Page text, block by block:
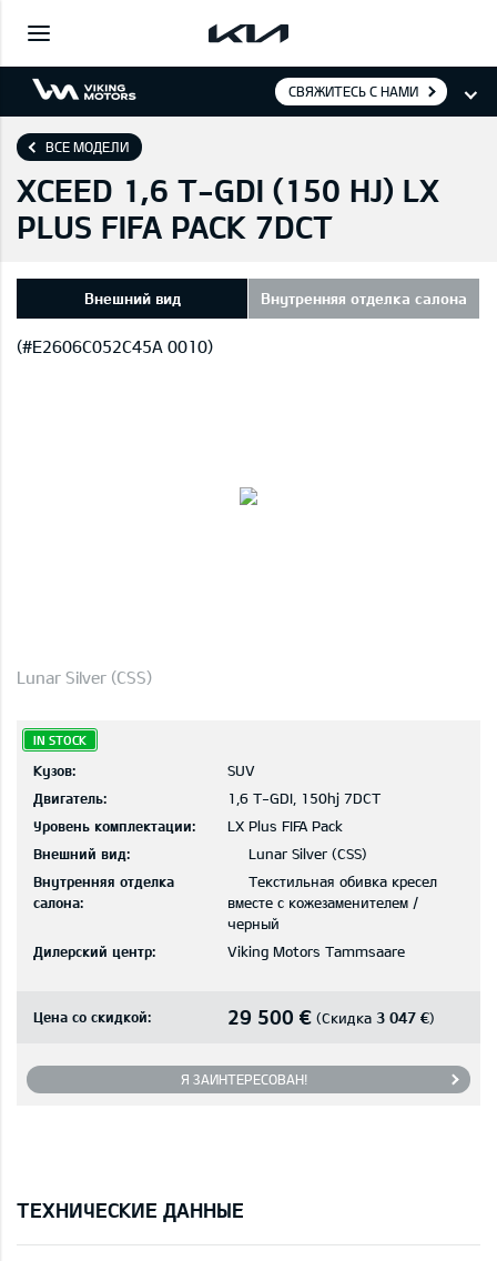
СВЯЖИТЕСЬ С НАМИ
ВСЕ МОДЕЛИ
XCEED 1,6 T-GDI (150 HJ) LX
PLUS FIFA PACK 7DCT
Внешний вид Внутренняя отделка салона
(#E2606C052C45A 0010)
Lunar Silver (CSS)
IN STOCK
Кузов:
SUV
Двигатель:
1,6 T-GDI, 150hj 7DCT
Уровень комплектации:
LX Plus FIFA Pack
Внешний вид:
Lunar Silver (CSS)
Внутренняя отделка
салона:
Текстильная обивка кресел
вместе с кожезаменителем /
черный
Дилерский центр:
Viking Motors Tammsaare
Цена со скидкой: 29 500 € (Скидка 3 047 €)
Я ЗАИНТЕРЕСОВАН!
ТЕХНИЧЕСКИЕ ДАННЫЕ